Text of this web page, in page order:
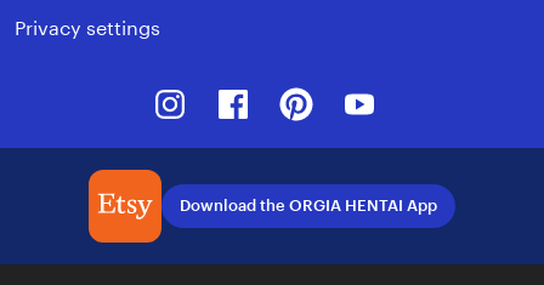
Privacy settings
InstagramFacebookPinterest
Download the ORGIA HENTAI App